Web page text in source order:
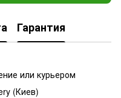
Гарантия
или курьером
(Киев)